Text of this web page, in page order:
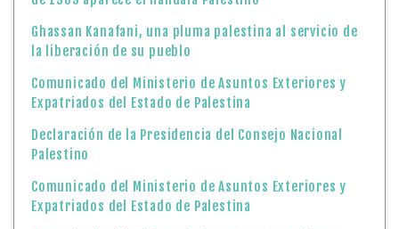
Ghassan Kanafani, una pluma palestina al servicio de
la liberación de su pueblo
Comunicado del Ministerio de Asuntos Exteriores y
Expatriados del Estado de Palestina
Declaración de la Presidencia del Consejo Nacional
Palestino
Comunicado del Ministerio de Asuntos Exteriores y
Expatriados del Estado de Palestina